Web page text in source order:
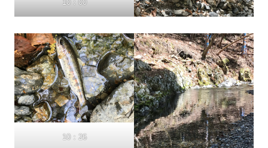
10：00
10：26